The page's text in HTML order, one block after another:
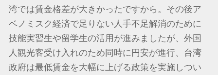
湾では賃金格差が大きかったですから。その後ア
ベノミスク経済で足りない人手不足解消のために
技能実習生や留学生の活用が進みましたが、外国
人観光客受け入れのため同時に円安が進行、台湾
政府は最低賃金を大幅に上げる政策を実施しつい